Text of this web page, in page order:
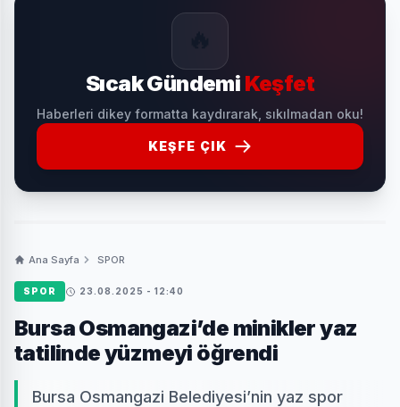
Sıcak Gündemi Keşfet
Haberleri dikey formatta kaydırarak, sıkılmadan oku!
KEŞFE ÇIK
Ana Sayfa SPOR
SPOR 23.08.2025 - 12:40
Bursa Osmangazi’de minikler yaz
tatilinde yüzmeyi öğrendi
Bursa Osmangazi Belediyesi’nin yaz spor